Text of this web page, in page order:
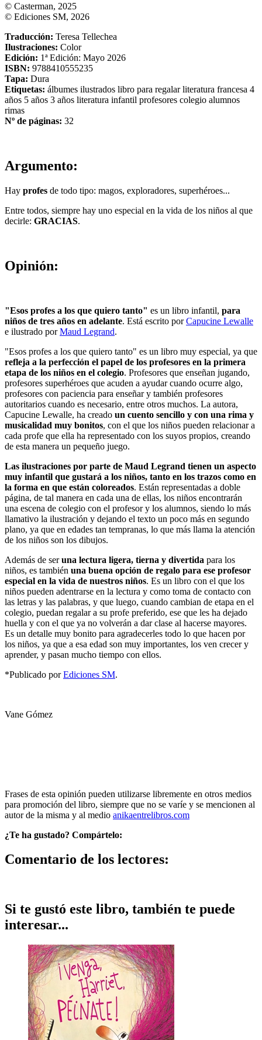
© Casterman, 2025
© Ediciones SM, 2026
Traducción: Teresa Tellechea
Ilustraciones: Color
Edición: 1ª Edición: Mayo 2026
ISBN: 9788410555235
Tapa: Dura
Etiquetas: álbumes ilustrados libro para regalarliteratura francesa 4
años 5 años 3 años literatura infantil profesores colegio alumnos
rimas
Nº de páginas: 32
Argumento:
Hay profes de todo tipo: magos, exploradores, superhéroes...
Entre todos, siempre hay uno especial en la vida de los niños al que
decirle: GRACIAS.
Opinión:
"Esos profes a los que quiero tanto" es un libro infantil, para
niños de tres años en adelante. Está escrito porCapucine Lewalle
e ilustrado porMaud Legrand.
"Esos profes a los que quiero tanto" es un libro muy especial, ya que
refleja a la perfección el papel de los profesores en la primera
etapa de los niños en el colegio. Profesores que enseñan jugando,
profesores superhéroes que acuden a ayudar cuando ocurre algo,
profesores con paciencia para enseñar y también profesores
autoritarios cuando es necesario, entre otros muchos. La autora,
Capucine Lewalle, ha creado un cuento sencillo y con una rima y
musicalidad muy bonitos, con el que los niños pueden relacionar a
cada profe que ella ha representado con los suyos propios, creando
de esta manera un pequeño juego.
Las ilustraciones por parte de Maud Legrand tienen un aspecto
muy infantil que gustará a los niños, tanto en los trazos como en
la forma en que están coloreados. Están representadas a doble
página, de tal manera en cada una de ellas, los niños encontrarán
una escena de colegio con el profesor y los alumnos, siendo lo más
llamativo la ilustración y dejando el texto un poco más en segundo
plano, ya que en edades tan tempranas, lo que más llama la atención
de los niños son los dibujos.
Además de seruna lectura ligera, tierna y divertida para los
niños, es también una buena opción de regalo para ese profesor
especial en la vida de nuestros niños. Es un libro con el que los
niños pueden adentrarse en la lectura y como toma de contacto con
las letras y las palabras, y que luego, cuando cambian de etapa en el
colegio, puedan regalar a su profe preferido, ese que les ha dejado
huella y con el que ya no volverán a dar clase al hacerse mayores.
Es un detalle muy bonito para agradecerles todo lo que hacen por
los niños, ya que a esa edad son muy importantes, los ven crecer y
aprender, y pasan mucho tiempo con ellos.
*Publicado porEdiciones SM.
Vane Gómez
Frases de esta opinión pueden utilizarse libremente en otros medios
para promoción del libro, siempre que no se varíe y se mencionen al
autor de la misma y al medio anikaentrelibros.com
¿Te ha gustado? Compártelo:
Comentario de los lectores:
Si te gustó este libro, también te puede
interesar...